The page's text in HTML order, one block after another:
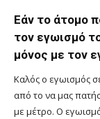
Εάν το άτομο
τον εγωισμό
μόνος με τον
Καλός ο εγωισμός
από το να μας
με μέτρο. Ο